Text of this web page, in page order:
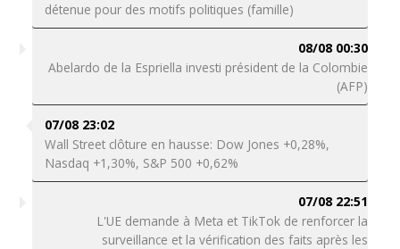
détenue pour des motifs politiques (famille)
08/08 00:30
Abelardo de la Espriella investi président de la Colombie
(AFP)
07/08 23:02
Wall Street clôture en hausse: Dow Jones +0,28%,
Nasdaq +1,30%, S&P 500 +0,62%
07/08 22:51
L'UE demande à Meta et TikTok de renforcer la
surveillance et la vérification des faits après les